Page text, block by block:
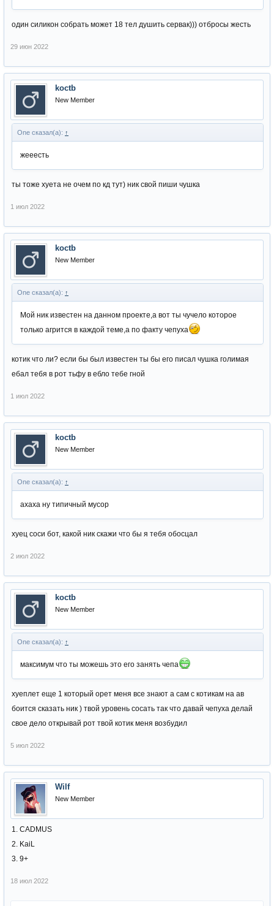
один силикон собрать может 18 тел душить сервак))) отбросы жесть
29 июн 2022
koctb
New Member
One сказал(а): ↑
жееесть
ты тоже хуета не очем по кд тут) ник свой пиши чушка
1 июл 2022
koctb
New Member
One сказал(а): ↑
Мой ник известен на данном проекте,а вот ты чучело которое
только агрится в каждой теме,а по факту чепуха
котик что ли? если бы был известен ты бы его писал чушка голимая
ебал тебя в рот тьфу в ебло тебе гной
1 июл 2022
koctb
New Member
One сказал(а): ↑
ахаха ну типичный мусор
хуец соси бот, какой ник скажи что бы я тебя обосцал
2 июл 2022
koctb
New Member
One сказал(а): ↑
максимум что ты можешь это его занять чепа
хуеплет еще 1 который орет меня все знают а сам с котикам на ав
боится сказать ник ) твой уровень сосать так что давай чепуха делай
свое дело открывай рот твой котик меня возбудил
5 июл 2022
Wilf
New Member
1. CADMUS
2. KaiL
3. 9+
18 июл 2022